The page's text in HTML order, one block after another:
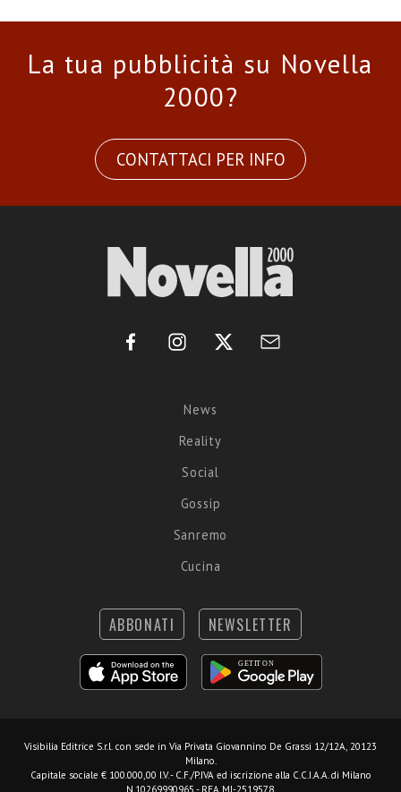
La tua pubblicità su Novella
2000?
CONTATTACI PER INFO
News
Reality
Social
Gossip
Sanremo
Cucina
ABBONATI NEWSLETTER
Visibilia Editrice S.r.l. con sede in Via Privata Giovannino De Grassi 12/12A, 20123
Milano.
Capitale sociale € 100.000,00 I.V. - C.F./P.IVA ed iscrizione alla C.C.I.A.A. di Milano
N.10269990965 - REA MI-2519578.